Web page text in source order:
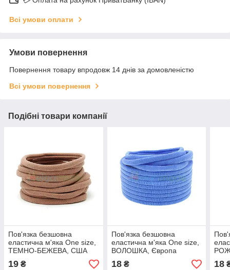
Всі умови оплати
Умови повернення
Повернення товару впродовж 14 днів за домовленістю
Всі умови повернення
Подібні товари компанії
Пов'язка безшовна
еластична м'яка One size,
ТЕМНО-БЕЖЕВА, США
CharleyCharles
19 ₴
Пов'язка безшовна
еластична м'яка One size,
ВОЛОШКА, Європа
18₴ 18